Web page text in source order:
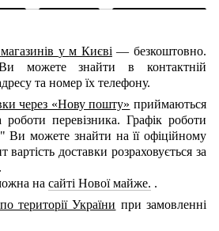
магазинів ум Києві — безкоштовно.
можете знайти в контактній
та номер їх телефону.
через «Нову пошту» приймаються
роботи перевізника. Графік роботи
Ви можете знайти на її офіційному
доставки розраховується за
на сайті Нової майже. .
території України при замовленні